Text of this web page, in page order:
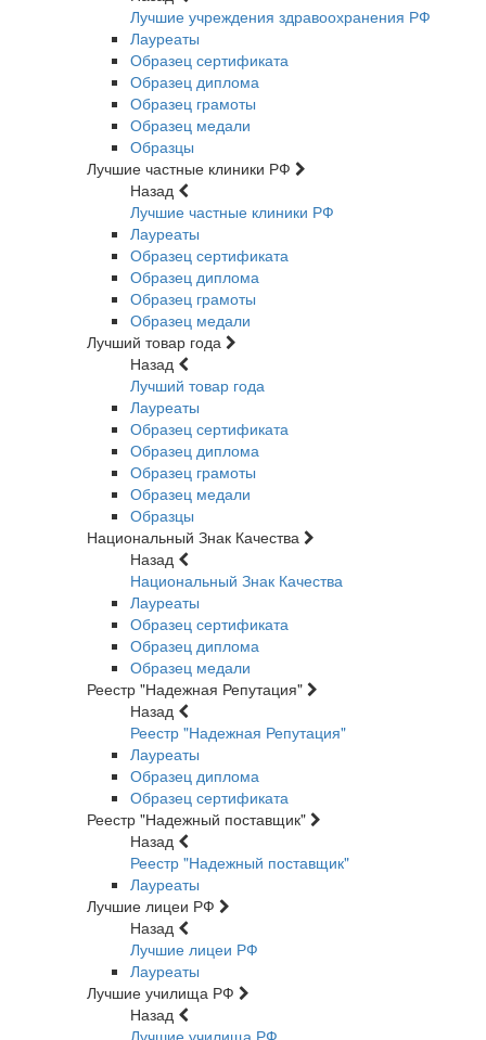
Лучшие учреждения здравоохранения РФ
Лауреаты
Образец сертификата
Образец диплома
Образец грамоты
Образец медали
Образцы
Лучшие частные клиники РФ
Назад
Лучшие частные клиники РФ
Лауреаты
Образец сертификата
Образец диплома
Образец грамоты
Образец медали
Лучший товар года
Назад
Лучший товар года
Лауреаты
Образец сертификата
Образец диплома
Образец грамоты
Образец медали
Образцы
Национальный Знак Качества
Назад
Национальный Знак Качества
Лауреаты
Образец сертификата
Образец диплома
Образец медали
Реестр "Надежная Репутация"
Назад
Реестр "Надежная Репутация"
Лауреаты
Образец диплома
Образец сертификата
Реестр "Надежный поставщик"
Назад
Реестр "Надежный поставщик"
Лауреаты
Лучшие лицеи РФ
Назад
Лучшие лицеи РФ
Лауреаты
Лучшие училища РФ
Назад